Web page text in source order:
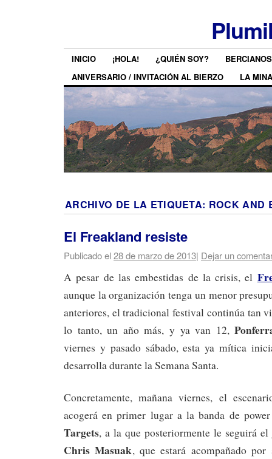
INICIO ¡HOLA! ¿QUIÉN SOY?
ANIVERSARIO / INVITACIÓN AL BIERZO
LA MINA
ARCHIVO DE LA ETIQUETA: ROCK AND
El Freakland resiste
Publicado el28 de marzo de 2013| Dejar un
A pesar de las embestidas de la crisis, el
aunque la organización tenga un menor
anteriores, el tradicional festival continúa tan
lo tanto, un año más, y ya van 12,
viernes y pasado sábado, esta ya mítica
desarrolla durante la Semana Santa.
Concretamente, mañana viernes, el
acogerá en primer lugar a la banda de
Targets, a la que posteriormente le seguirá
Chris Masuak, que estará acompañado